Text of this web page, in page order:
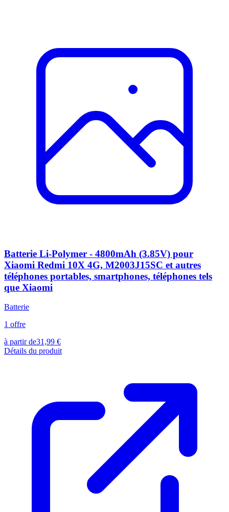
Batterie Li-Polymer - 4800mAh (3.85V) pour
Xiaomi Redmi 10X 4G, M2003J15SC et autres
téléphones portables, smartphones, téléphones tels
que Xiaomi
Batterie
1 offre
à partir de31,99 €
Détails du produit